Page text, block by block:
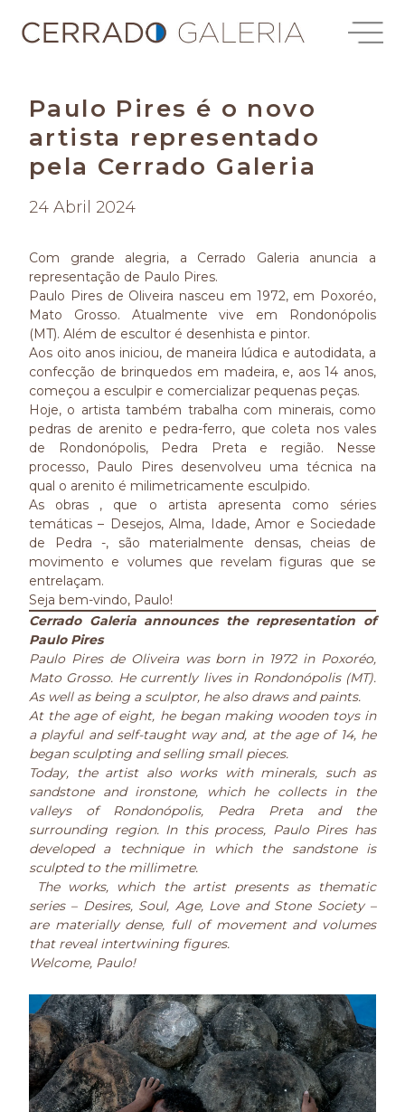
Paulo Pires é o novo
artista representado
pela Cerrado Galeria
24 Abril 2024
Com grande alegria, a Cerrado Galeria anuncia a
representação de Paulo Pires.
Paulo Pires de Oliveira nasceu em 1972, em Poxoréo,
Mato Grosso. Atualmente vive em Rondonópolis
(MT). Além de escultor é desenhista e pintor.
Aos oito anos iniciou, de maneira lúdica e autodidata, a
confecção de brinquedos em madeira, e, aos 14 anos,
começou a esculpir e comercializar pequenas peças.
Hoje, o artista também trabalha com minerais, como
pedras de arenito e pedra-ferro, que coleta nos vales
de Rondonópolis, Pedra Preta e região. Nesse
processo, Paulo Pires desenvolveu uma técnica na
qual o arenito é milimetricamente esculpido.
As obras , que o artista apresenta como séries
temáticas – Desejos, Alma, Idade, Amor e Sociedade
de Pedra -, são materialmente densas, cheias de
movimento e volumes que revelam figuras que se
entrelaçam.
Seja bem-vindo, Paulo!
Cerrado Galeria announces the representation of
Paulo Pires
Paulo Pires de Oliveira was born in 1972 in Poxoréo,
Mato Grosso. He currently lives in Rondonópolis (MT).
As well as being a sculptor, he also draws and paints.
At the age of eight, he began making wooden toys in
a playful and self-taught way and, at the age of 14, he
began sculpting and selling small pieces.
Today, the artist also works with minerals, such as
sandstone and ironstone, which he collects in the
valleys of Rondonópolis, Pedra Preta and the
surrounding region. In this process, Paulo Pires has
developed a technique in which the sandstone is
sculpted to the millimetre.
The works, which the artist presents as thematic
series – Desires, Soul, Age, Love and Stone Society –
are materially dense, full of movement and volumes
that reveal intertwining figures.
Welcome, Paulo!